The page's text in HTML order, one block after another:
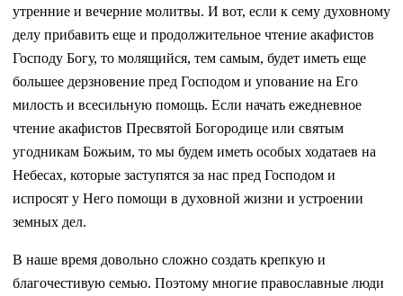
утренние и вечерние молитвы. И вот, если к сему духовному
делу прибавить еще и продолжительное чтение акафистов
Господу Богу, то молящийся, тем самым, будет иметь еще
большее дерзновение пред Господом и упование на Его
милость и всесильную помощь. Если начать ежедневное
чтение акафистов Пресвятой Богородице или святым
угодникам Божьим, то мы будем иметь особых ходатаев на
Небесах, которые заступятся за нас пред Господом и
испросят у Него помощи в духовной жизни и устроении
земных дел.
В наше время довольно сложно создать крепкую и
благочестивую семью. Поэтому многие православные люди